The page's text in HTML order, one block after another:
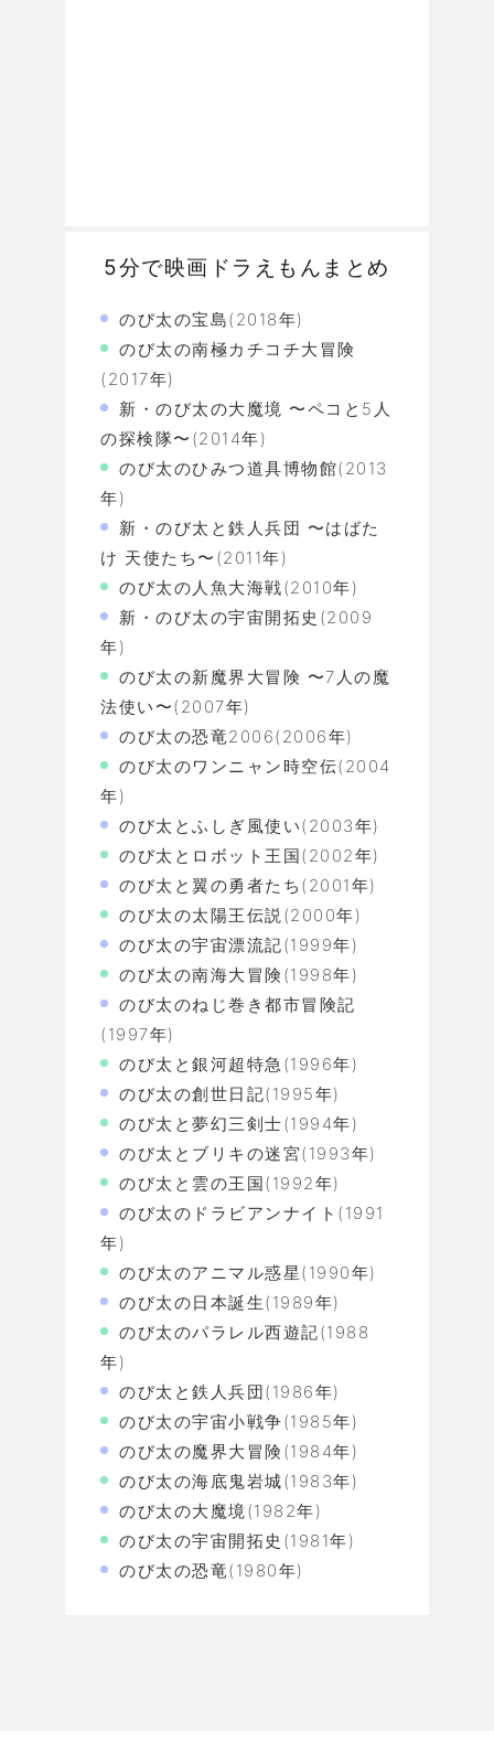
5分で映画ドラえもんまとめ
のび太の宝島(2018年)
のび太の南極カチコチ大冒険
(2017年)
新・のび太の大魔境 〜ペコと5人
の探検隊〜(2014年)
のび太のひみつ道具博物館(2013
年)
新・のび太と鉄人兵団 〜はばた
け 天使たち〜(2011年)
のび太の人魚大海戦(2010年)
新・のび太の宇宙開拓史(2009
年)
のび太の新魔界大冒険 〜7人の魔
法使い〜(2007年)
のび太の恐竜2006(2006年)
のび太のワンニャン時空伝(2004
年)
のび太とふしぎ風使い(2003年)
のび太とロボット王国(2002年)
のび太と翼の勇者たち(2001年)
のび太の太陽王伝説(2000年)
のび太の宇宙漂流記(1999年)
のび太の南海大冒険(1998年)
のび太のねじ巻き都市冒険記
(1997年)
のび太と銀河超特急(1996年)
のび太の創世日記(1995年)
のび太と夢幻三剣士(1994年)
のび太とブリキの迷宮(1993年)
のび太と雲の王国(1992年)
のび太のドラビアンナイト(1991
年)
のび太のアニマル惑星(1990年)
のび太の日本誕生(1989年)
のび太のパラレル西遊記(1988
年)
のび太と鉄人兵団(1986年)
のび太の宇宙小戦争(1985年)
のび太の魔界大冒険(1984年)
のび太の海底鬼岩城(1983年)
のび太の大魔境(1982年)
のび太の宇宙開拓史(1981年)
のび太の恐竜(1980年)